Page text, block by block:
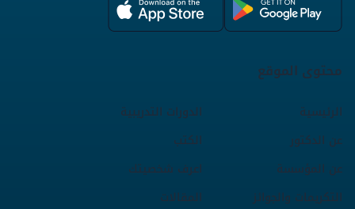
محتوى الموقع
الرئيسية
الدورات التدريبية
عن الدكتور
الكتب
عن المؤسسة
اعرف شخصيتك
التكريمات والجوائز
المقالات